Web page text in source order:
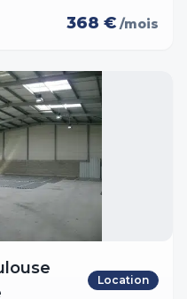
368 € /mois
Location